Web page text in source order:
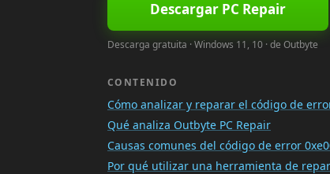
Descargar PC Repair
Descarga gratuita · Windows 11, 10 · de Outbyte
CONTENIDO
Cómo analizar y reparar el código de
Qué analiza Outbyte PC Repair
Causas comunes del código de error
Por qué utilizar una herramienta de